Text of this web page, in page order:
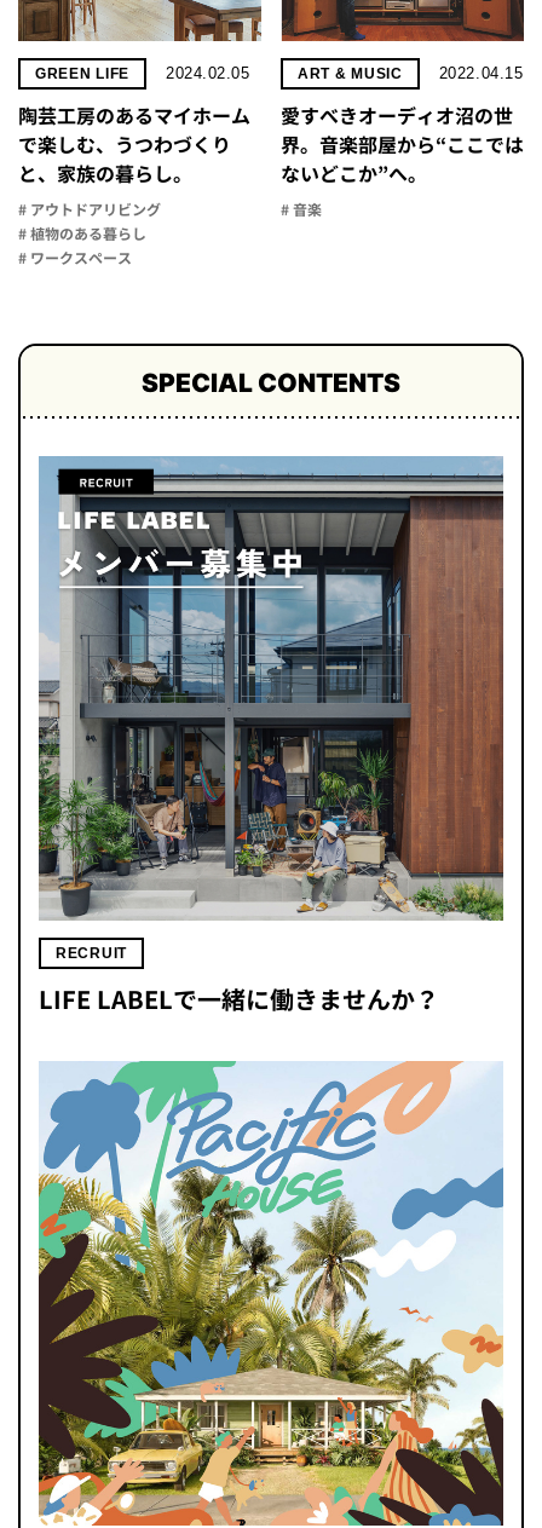
GREEN LIFE 2024.02.05
陶芸工房のあるマイホーム
で楽しむ、うつわづくり
と、家族の暮らし。
# アウトドアリビング
# 植物のある暮らし
# ワークスペース
ART & MUSIC 2022.04.15
愛すべきオーディオ沼の世
界。音楽部屋から“ここでは
ないどこか”へ。
# 音楽
SPECIAL CONTENTS
RECRUIT
LIFE LABELで一緒に働きませんか？